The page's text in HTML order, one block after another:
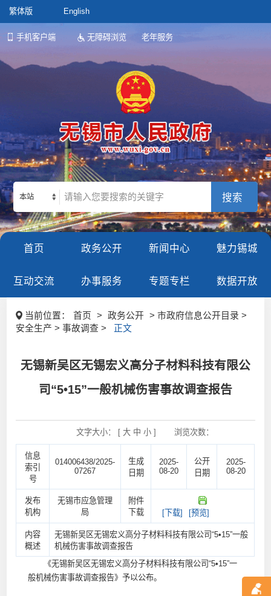
繁体版 English
手机客户端 无障碍浏览 老年服务
本站
首页 政务公开 新闻中心 魅力锡城
互动交流 办事服务 专题专栏 数据开放
当前位置： 首页 > 政务公开
> 市政府信息公开目录 >
安全生产 > 事故调查 >
正文
无锡新吴区无锡宏义高分子材料科技有限公
司“5•15”一般机械伤害事故调查报告
文字大小： [ 大 中 小] 浏览次数：
信息
索引
号
014006438/2025-
07267
生成
日期
2025-
08-20
公开
日期
2025-
08-20
发布
机构
无锡市应急管理
局
附件
下载
[下载] [预览]
内容
概述
无锡新吴区无锡宏义高分子材料科技有限公司“5•15”一般
机械伤害事故调查报告
《无锡新吴区无锡宏义高分子材料科技有限公司“5•15”一
般机械伤害事故调查报告》予以公布。